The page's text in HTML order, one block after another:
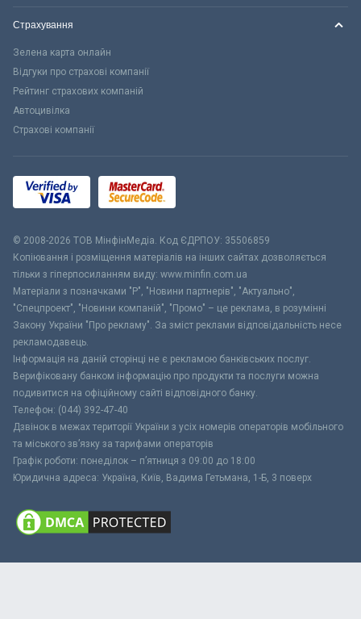
Страхування
Зелена карта онлайн
Відгуки про страхові компанії
Рейтинг страхових компаній
Автоцивілка
Страхові компанії
© 2008-2026 ТОВ МiнфiнМедiа. Код ЄДРПОУ: 35506859
Копіювання і розміщення матеріалів на інших сайтах дозволяється
тільки з гіперпосиланням виду: www.minfin.com.ua
Матеріали з позначками "Р", "Новини партнерів", "Актуально",
"Спецпроект", "Новини компаній", "Промо" – це реклама, в розумінні
Закону України "Про рекламу". За зміст реклами відповідальність несе
рекламодавець.
Інформація на даній сторінці не є рекламою банківських послуг.
Верифіковану банком інформацію про продукти та послуги можна
подивитися на офіційному сайті відповідного банку.
Телефон: (044) 392-47-40
Дзвінок в межах території України з усіх номерів операторів мобільного
та міського зв’язку за тарифами операторів
Графік роботи: понеділок – п’ятниця з 09:00 до 18:00
Юридична адреса: Україна, Київ, Вадима Гетьмана, 1-Б, 3 поверх